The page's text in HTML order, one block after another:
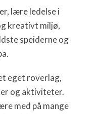
lære ledelse i
kreativt miljø,
speiderne og
eget roverlag,
og aktiviteter.
med på mange